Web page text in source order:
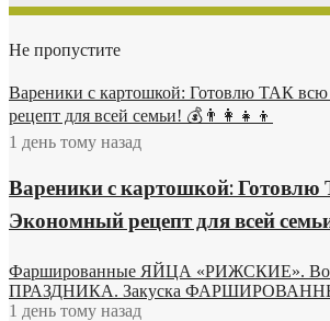
Не пропустите
Вареники с картошкой: Готовлю ТАК
рецепт для всей семьи! 💰👨👩👧👦
1 день тому назад
Вареники с картошкой:
Экономный рецепт для всей
Фаршированные ЯЙЦА «РИЖСКИЕ». Вот
ПРАЗДНИКА. Закуска
1 день тому назад